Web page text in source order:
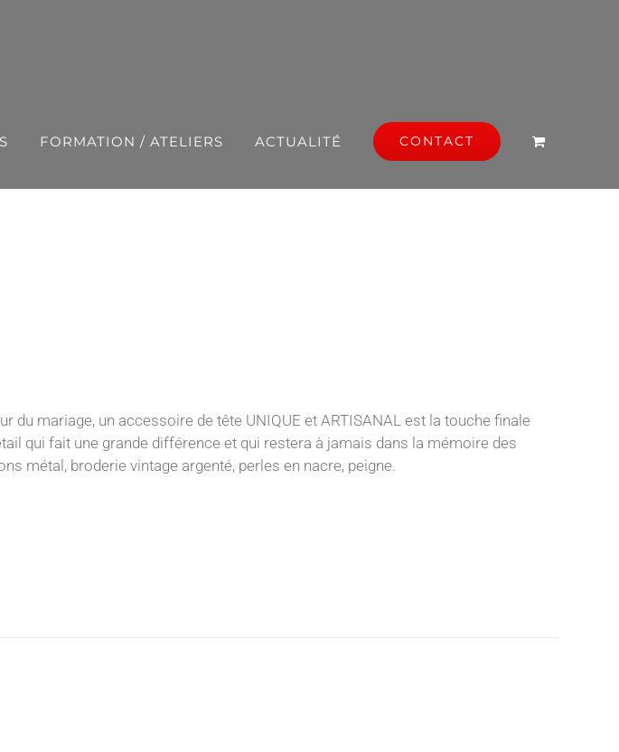
FORMATION / ATELIERS ACTUALITÉ CONTACT
du mariage, un accessoire de tête UNIQUE et ARTISANAL est la touche finale
qui fait une grande différence et qui restera à jamais dans la mémoire des
métal, broderie vintage argenté, perles en nacre, peigne.